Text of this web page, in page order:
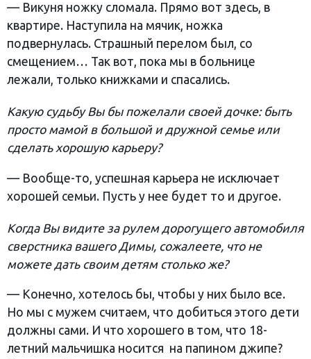
— Викуня ножку сломала. Прямо вот здесь, в
квартире. Наступила на мячик, ножка
подвернулась. Страшный перелом был, со
смещением… Так вот, пока мы в больнице
лежали, только книжками и спасались.
Какую судьбу Вы бы пожелали своей дочке: быть
просто мамой в большой и дружной семье или
сделать хорошую карьеру?
— Вообще-то, успешная карьера не исключает
хорошей семьи. Пусть у нее будет то и другое.
Когда Вы видите за рулем дорогущего автомобиля
сверстника вашего Димы, сожалеете, что не
можете дать своим детям столько же?
— Конечно, хотелось бы, чтобы у них было все.
Но мы с мужем считаем, что добиться этого дети
должны сами. И что хорошего в том, что 18-
летний мальчишка носится на папином джипе?